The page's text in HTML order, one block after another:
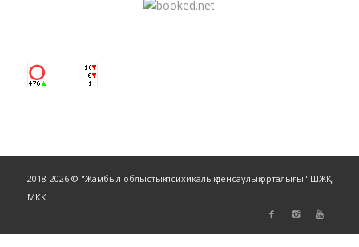
2018-2026 © "Жамбыл облыстық психикалық денсаулық орталығы" ШЖҚ
МКК